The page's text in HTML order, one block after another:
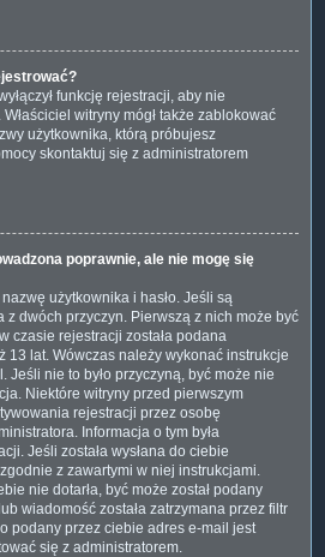
funkcję rejestracji, aby nie
witryny mógł także zablokować
użytkownika, którą próbujesz
skontaktuj się z administratorem
poprawnie, ale nie mogę się
użytkownika i hasło. Jeśli są
z dwóch przyczyn. Pierwszą z nich może być
czasie rejestracji została podana
13 lat. Wówczas należy wykonać instrukcje
Jeśli nie to było przyczyną, być może nie
Niektóre witryny przed pierwszym
rejestracji przez osobę
Informacja o tym była
Jeśli została wysłana do ciebie
z zawartymi w niej instrukcjami.
nie dotarła, być może został podany
wiadomość została zatrzymana przez filtr
podany przez ciebie adres e-mail jest
się z administratorem.